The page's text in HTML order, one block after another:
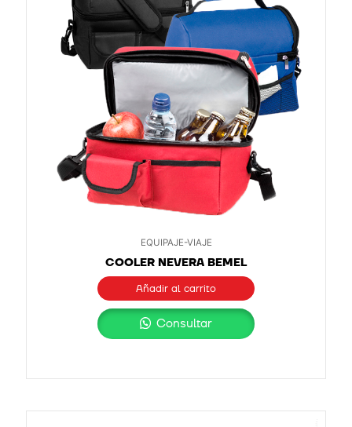
EQUIPAJE-VIAJE
COOLER NEVERA BEMEL
Añadir al carrito
Consultar